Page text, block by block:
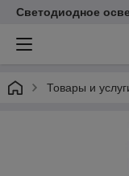
Светодиодное
Товары и